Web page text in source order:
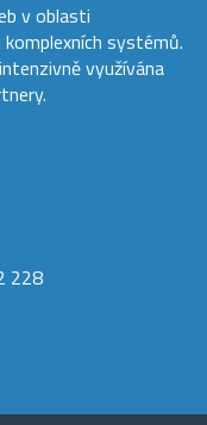
v oblasti
systémů.
využívána
228